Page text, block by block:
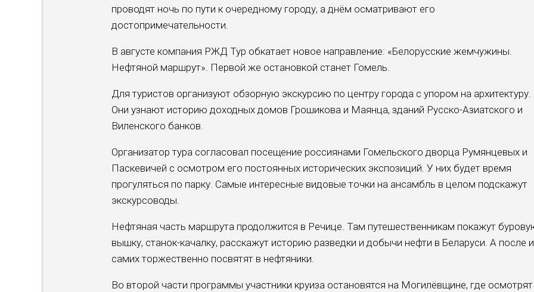
проводят ночь по пути к очередному городу, а днём осматривают его
достопримечательности.
В августе компания РЖД Тур обкатает новое направление: «Белорусские жемчужины.
Нефтяной маршрут». Первой же остановкой станет Гомель.
Для туристов организуют обзорную экскурсию по центру города с упором на архитектуру.
Они узнают историю доходных домов Грошикова и Маянца, зданий Русско-Азиатского и
Виленского банков.
Организатор тура согласовал посещение россиянами Гомельского дворца Румянцевых и
Паскевичей с осмотром его постоянных исторических экспозиций. У них будет время
прогуляться по парку. Самые интересные видовые точки на ансамбль в целом подскажут
экскурсоводы.
Нефтяная часть маршрута продолжится в Речице. Там путешественникам покажут
вышку, станок-качалку, расскажут историю разведки и добычи нефти в Беларуси. А после и
самих торжественно посвятят в нефтяники.
Во второй части программы участники круиза остановятся на Могилёвщине, где осмотрят